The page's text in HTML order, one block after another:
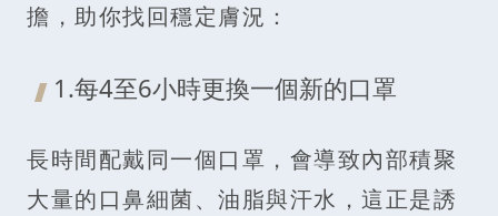
擔，助你找回穩定膚況：
1.每4至6小時更換一個新的口罩
長時間配戴同一個口罩，會導致內部積聚
大量的口鼻細菌、油脂與汗水，這正是誘